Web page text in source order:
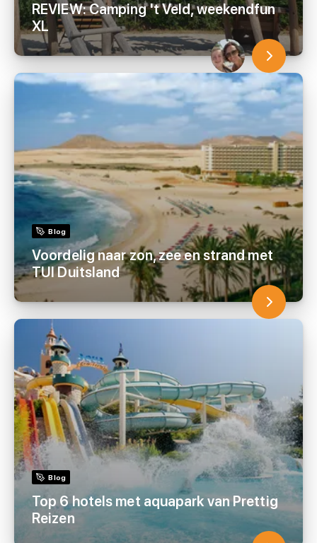
REVIEW: Camping 't Veld, weekendfun
XL
Blog
Voordelig naar zon, zee en strand met
TUI Duitsland
Blog
Top 6 hotels met aquapark van Prettig
Reizen